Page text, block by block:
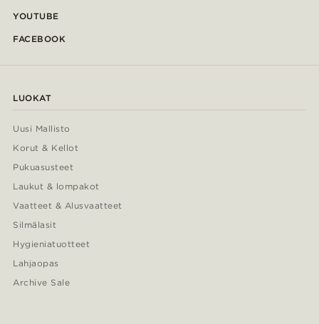
YOUTUBE
FACEBOOK
LUOKAT
Uusi Mallisto
Korut & Kellot
Pukuasusteet
Laukut & lompakot
Vaatteet & Alusvaatteet
Silmälasit
Hygieniatuotteet
Lahjaopas
Archive Sale